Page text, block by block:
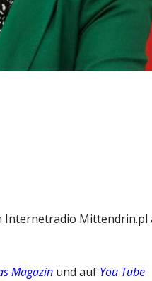
Internetradio Mittendrin.pl
Magazin und auf You Tube